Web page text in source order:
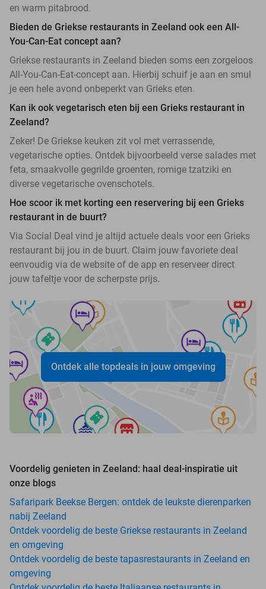
en warm pitabrood.
Bieden de Griekse restaurants in Zeeland ook een All-
You-Can-Eat concept aan?
Griekse restaurants in Zeeland bieden soms een zorgeloos
All-You-Can-Eat-concept aan. Hierbij schuif je aan en smul
je een hele avond onbeperkt van Grieks eten.
Kan ik ook vegetarisch eten bij een Grieks restaurant in
Zeeland?
Zeker! De Griekse keuken zit vol met verrassende,
vegetarische opties. Ontdek bijvoorbeeld verse salades met
feta, smaakvolle gegrilde groenten, romige tzatziki en
diverse vegetarische ovenschotels.
Hoe scoor ik met korting een reservering bij een Grieks
restaurant in de buurt?
Via Social Deal vind je altijd actuele deals voor een Grieks
restaurant bij jou in de buurt. Claim jouw favoriete deal
eenvoudig via de website of de app en reserveer direct
jouw tafeltje voor de scherpste prijs.
Ontdek alle topdeals in jouw omgeving
Voordelig genieten in Zeeland: haal deal-inspiratie uit
onze blogs
Safaripark Beekse Bergen: ontdek de leukste dierenparken
nabij Zeeland
Ontdek voordelig de beste Griekse restaurants in Zeeland
en omgeving
Ontdek voordelig de beste tapasrestaurants in Zeeland en
omgeving